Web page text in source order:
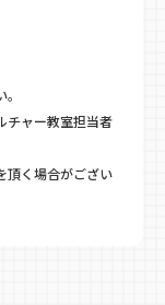
チャー教室担当者
頂く場合がござい